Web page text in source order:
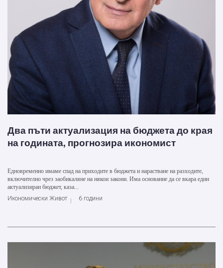
Два пъти актуализация на бюджета до края
на годината, прогнозира икономист
Едновременно имаме спад на приходите в бюджета и нарастване на разходите,
включително чрез заобикаляне на някои закони. Има основание да се вкара един
актуализиран бюджет, каза...
Икономически Живот
6 години